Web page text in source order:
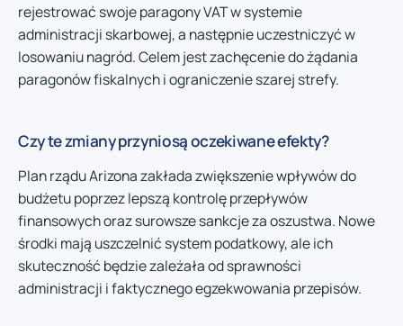
rejestrować swoje paragony VAT w systemie
administracji skarbowej, a następnie uczestniczyć w
losowaniu nagród. Celem jest zachęcenie do żądania
paragonów fiskalnych i ograniczenie szarej strefy.
Czy te zmiany przyniosą oczekiwane efekty?
Plan rządu Arizona zakłada zwiększenie wpływów do
budżetu poprzez lepszą kontrolę przepływów
finansowych oraz surowsze sankcje za oszustwa. Nowe
środki mają uszczelnić system podatkowy, ale ich
skuteczność będzie zależała od sprawności
administracji i faktycznego egzekwowania przepisów.